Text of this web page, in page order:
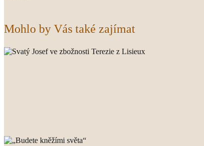
Mohlo by Vás také zajímat